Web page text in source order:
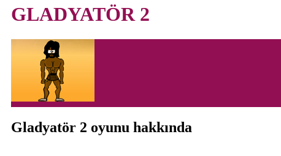
GLADYATÖR 2
Gladyatör 2 oyunu hakkında